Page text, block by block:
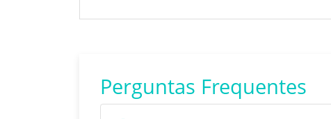
Perguntas Frequentes